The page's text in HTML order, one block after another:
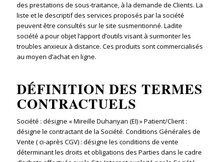
des prestations de sous-traitance, à la demande de Clients. La
liste et le descriptif des services proposés par la société
peuvent être consultés sur le site susmentionné. Ladite
société a pour objet l’apport d’outils visant à surmonter les
troubles anxieux à distance. Ces produits sont commercialisés
au moyen d’achat en ligne.
DÉFINITION DES TERMES
CONTRACTUELS
Société : désigne « Mireille Duhanyan (EI) » Patient/Client :
désigne le contractant de la Société. Conditions Générales de
Vente ( ci-après CGV) : désigne les conditions de vente
déterminant les droits et obligations des Parties dans le cadre